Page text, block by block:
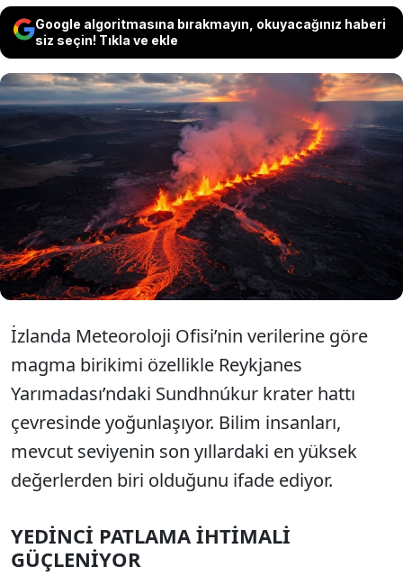
Google algoritmasına bırakmayın, okuyacağınız haberi
siz seçin! Tıkla ve ekle
İzlanda’daki Svartsengi volkanik sistemi
altında son sekiz ayda yaklaşık 25 milyon
metreküp magma biriktiği açıklandı.
Uzmanlar, bölgede yeni bir volkanik patlama
ihtimalinin giderek yükseldiğini belirtiyor.
İzlanda Meteoroloji Ofisi’nin verilerine göre
magma birikimi özellikle Reykjanes
Yarımadası’ndaki Sundhnúkur krater hattı
çevresinde yoğunlaşıyor. Bilim insanları,
mevcut seviyenin son yıllardaki en yüksek
değerlerden biri olduğunu ifade ediyor.
YEDİNCİ PATLAMA İHTİMALİ
GÜÇLENİYOR